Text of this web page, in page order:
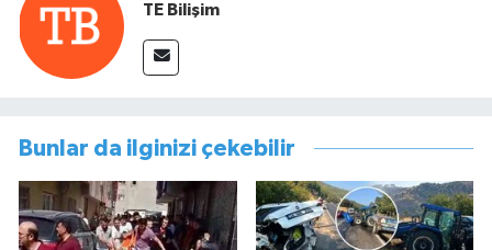
TE Bilişim
Bunlar da ilginizi çekebilir